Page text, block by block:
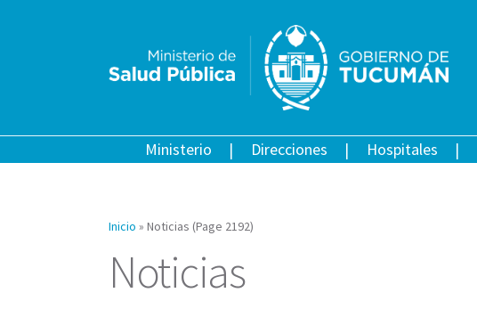
Ministerio Direcciones Hospitales
Inicio » Noticias (Page 2192)
Noticias